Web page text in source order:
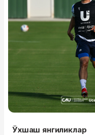
Ўхшаш янгиликлар